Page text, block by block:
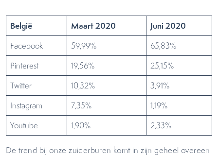
België Maart 2020 Juni 2020
Facebook 59,99%
65,83%
Pinterest
19,56%
25,15%
Twitter
10,32%
3,91%
Instagram
7,35%
1,19%
Youtube
1,90% 2,33%
De trend bij onze zuiderburen komt in zijn geheel overeen